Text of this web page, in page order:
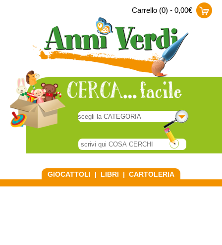
Carrello (0) - 0,00€
GIOCATTOLI | LIBRI | CARTOLERIA